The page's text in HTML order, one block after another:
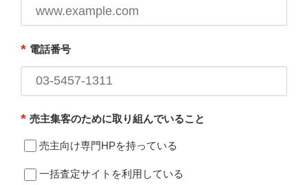
* 電話番号
* 売主集客のために取り組んでいること
売主向け専門HPを持っている
一括査定サイトを利用している